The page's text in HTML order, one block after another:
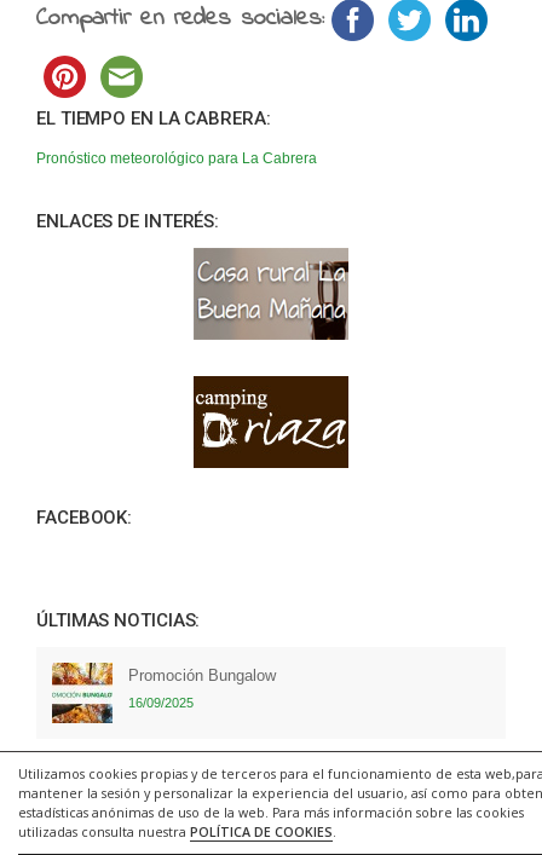
Utilizamos cookies propias y de terceros para el funcionamiento de esta
mantener la sesión y personalizar la experiencia del usuario, así como para
estadísticas anónimas de uso de la web. Para más información sobre las cookies
utilizadas consulta nuestra POLÍTICA DE COOKIES.
Compartir en redes sociales:
EL TIEMPO EN LA CABRERA:
Pronóstico meteorológico para La Cabrera
ENLACES DE INTERÉS:
FACEBOOK:
ÚLTIMAS NOTICIAS:
Promoción Bungalow
16/09/2025
Promoción Acampadas
16/09/2025